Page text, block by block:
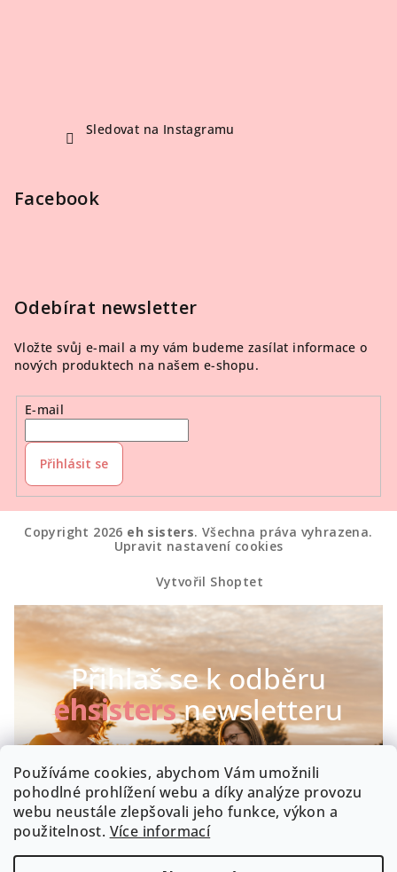
Používáme cookies, abychom Vám umožnili
pohodlné prohlížení webu a díky analýze provozu
webu neustále zlepšovali jeho funkce, výkon a
použitelnost. Více informací
Sledovat na Instagramu
Facebook
Odebírat newsletter
Vložte svůj e-mail a my vám budeme zasílat informace o
nových produktech na našem e-shopu.
E-mail
Přihlásit se
Copyright 2026 eh sisters. Všechna práva vyhrazena.
Upravit nastavení cookies
Vytvořil Shoptet
Přihlaš se k odběru
ehsistersnewsletteru
Chceš být první, kdo se dozví o našich novinkách a
speciálních akcích? Máme radost :-)
Byla by škoda, kdyby zrovna Tobě něco uniklo!